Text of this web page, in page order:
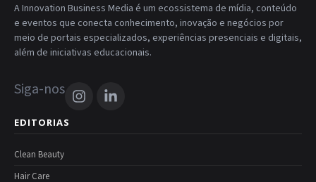
A Innovation Business Media é um ecossistema de mídia, conteúdo
e eventos que conecta conhecimento, inovação e negócios por
meio de portais especializados, experiências presenciais e digitais,
além de iniciativas educacionais.
Siga-nos
EDITORIAS
Clean Beauty
Hair Care